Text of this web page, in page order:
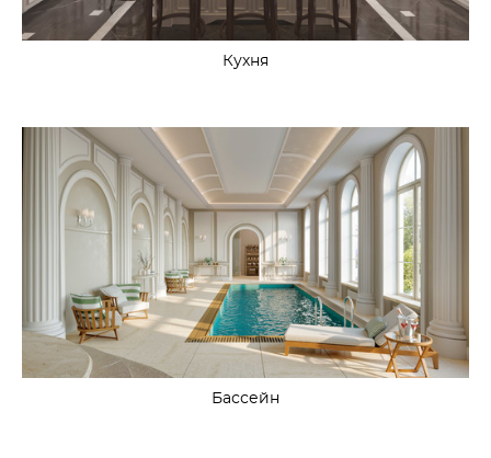
Кухня
Бассейн